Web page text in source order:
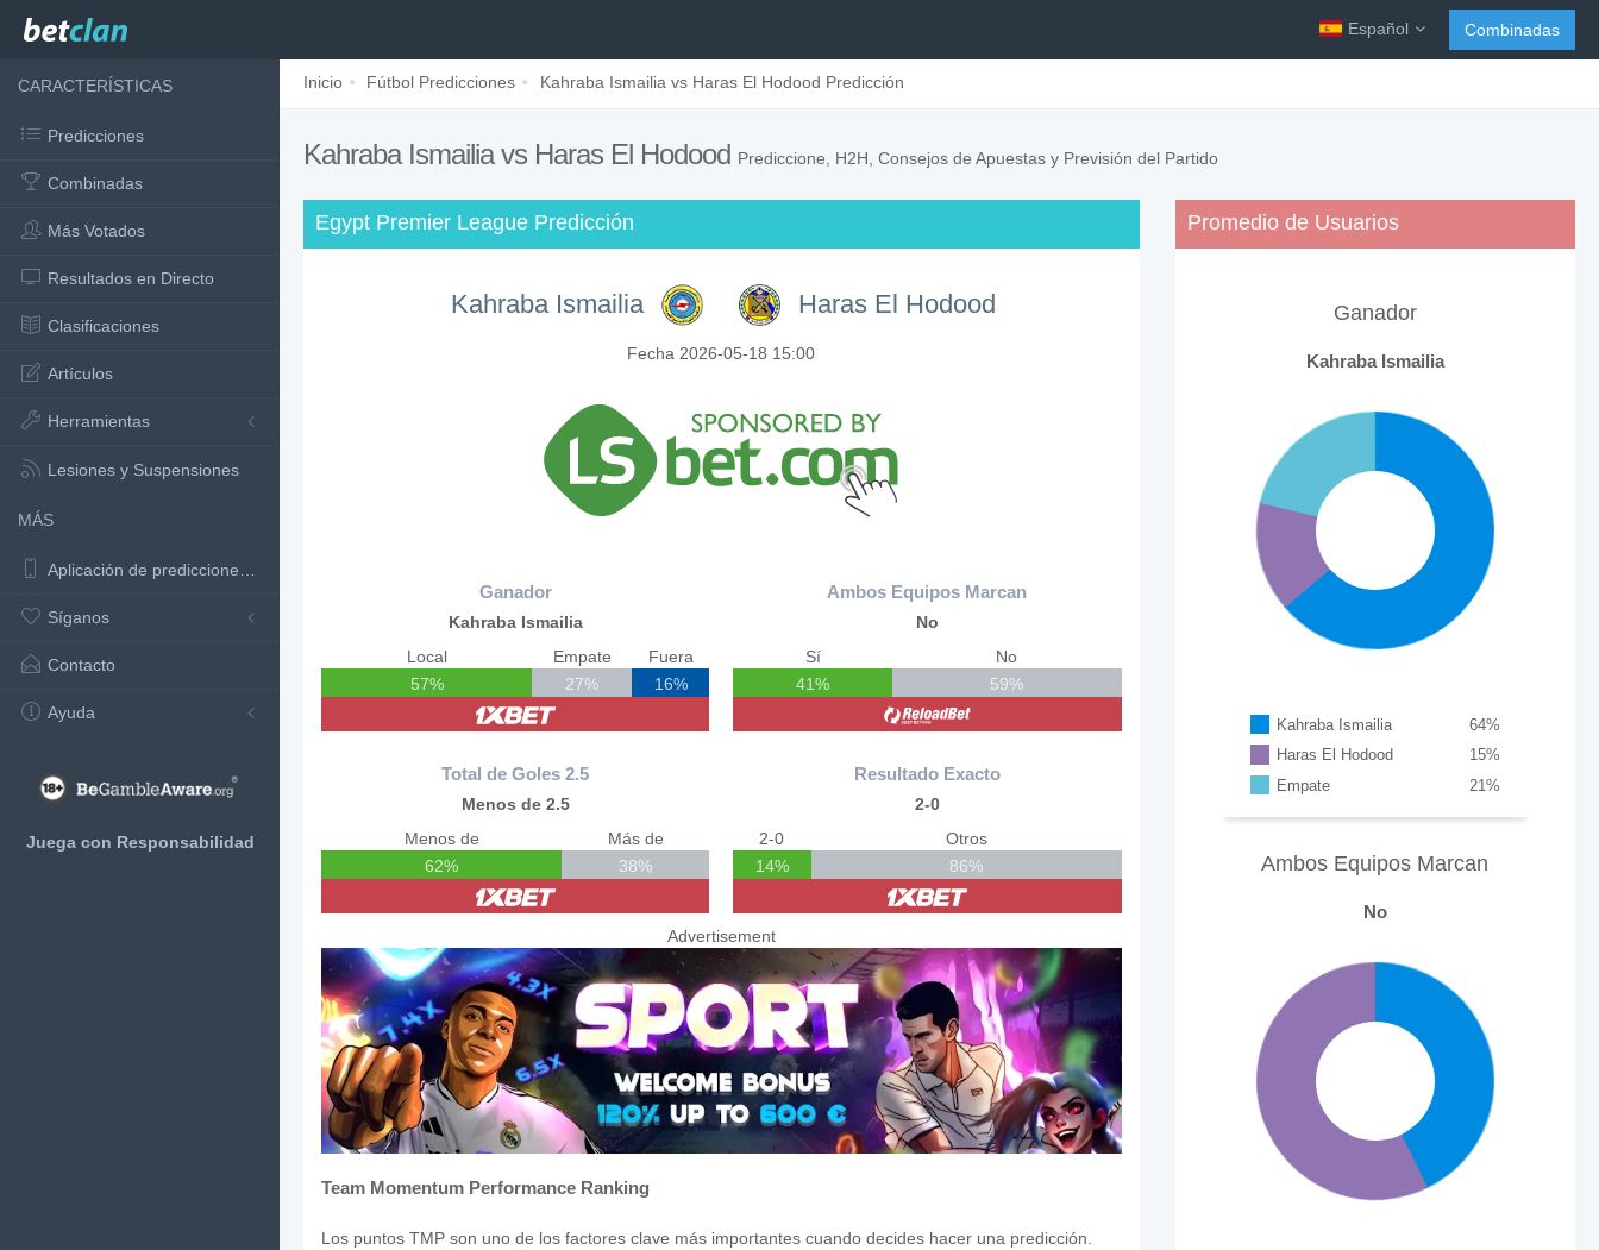
Español Combinadas
CARACTERÍSTICAS
Predicciones
Combinadas
Más Votados
Resultados en Directo
Clasificaciones
Artículos
Herramientas
Lesiones y Suspensiones
MÁS
Aplicación de predicciones de fútbol
Síganos
Contacto
Ayuda
Juega con Responsabilidad
Inicio Fútbol Predicciones Kahraba Ismailia vs Haras El Hodood Predicción
Kahraba Ismailia vs Haras El Hodood Prediccione, H2H, Consejos de Apuestas y Previsión del Partido
Egypt Premier League Predicción
Kahraba Ismailia Haras El Hodood
Fecha 2026-05-18 15:00
Ganador
Kahraba Ismailia
Local
57%
Empate
27%
Fuera
16%
Total de Goles 2.5
Menos de 2.5
Menos de
62%
Más de
38%
Ambos Equipos Marcan
No
Sí
41%
No
59%
Resultado Exacto
2-0
2-0
14%
Otros
86%
Advertisement
Team Momentum Performance Ranking
Los puntos TMP son uno de los factores clave más importantes cuando decides hacer una predicción.
Promedio de Usuarios
Ganador
Kahraba Ismailia
Kahraba Ismailia %
64
Haras El Hodood
%
15
Empate
%
21
Ambos Equipos Marcan
No